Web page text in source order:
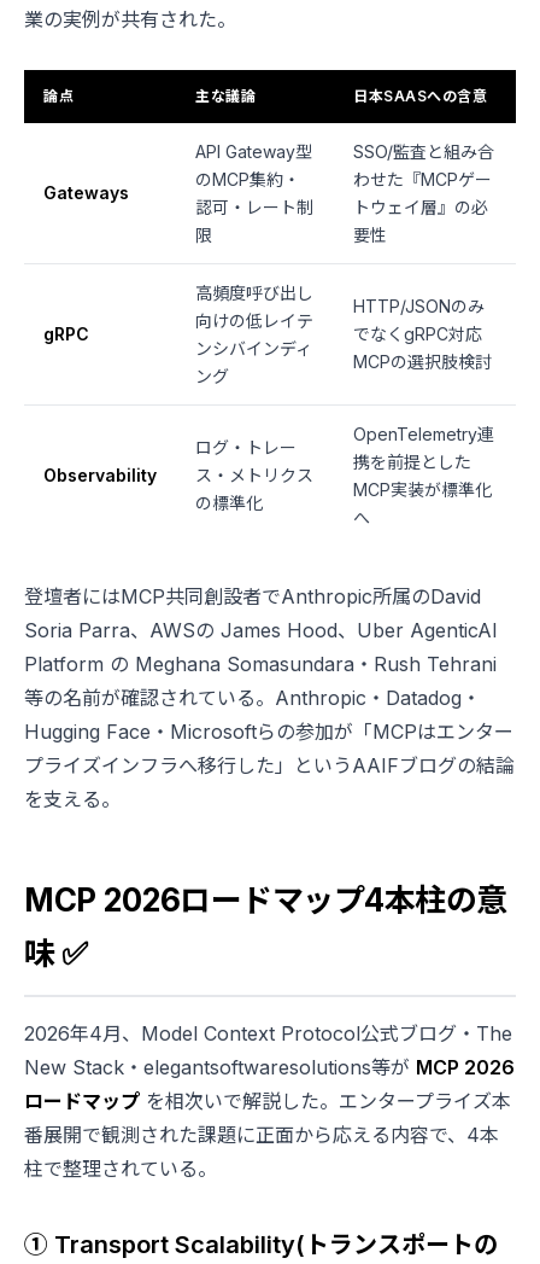
業の実例が共有された。
論点 主な議論 日本SAASへの含意
Gateways
API Gateway型
のMCP集約・
認可・レート制
限
SSO/監査と組み合
わせた『MCPゲー
トウェイ層』の必
要性
gRPC
高頻度呼び出し
向けの低レイテ
ンシバインディ
ング
HTTP/JSONのみ
でなくgRPC対応
MCPの選択肢検討
Observability
ログ・トレー
ス・メトリクス
の標準化
OpenTelemetry連
携を前提とした
MCP実装が標準化
へ
登壇者にはMCP共同創設者でAnthropic所属のDavid
Soria Parra、AWSの James Hood、Uber AgenticAI
Platform の Meghana Somasundara・Rush Tehrani
等の名前が確認されている。Anthropic・Datadog・
Hugging Face・Microsoftらの参加が「MCPはエンター
プライズインフラへ移行した」というAAIFブログの結論
を支える。
MCP 2026ロードマップ4本柱の意
味 ✅
2026年4月、Model Context Protocol公式ブログ・The
New Stack・elegantsoftwaresolutions等が MCP 2026
ロードマップ を相次いで解説した。エンタープライズ本
番展開で観測された課題に正面から応える内容で、4本
柱で整理されている。
① Transport Scalability(トランスポートの